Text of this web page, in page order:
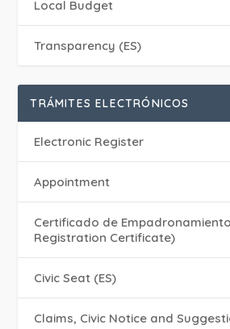
Local Budget
Transparency (ES)
TRÁMITES ELECTRÓNICOS
Electronic Register
Appointment
Certificado de
Registration Certificate)
Civic Seat (ES)
Claims, Civic Notice and